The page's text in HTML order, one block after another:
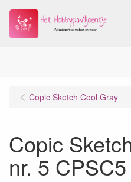
Copic Sketch Cool Gray
Copic
nr. 5 CPSC5